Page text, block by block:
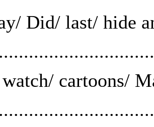
Did/ last/ hide
cartoons/